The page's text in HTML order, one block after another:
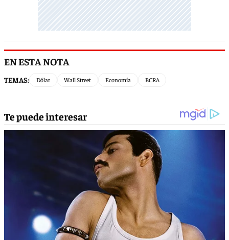
EN ESTA NOTA
TEMAS: Dólar Wall Street Economía BCRA